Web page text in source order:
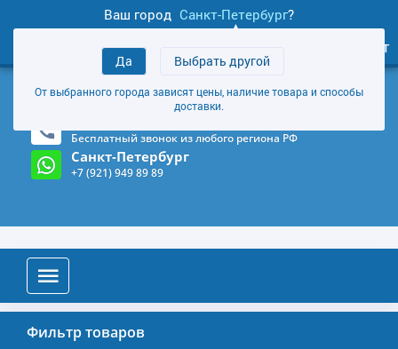
Ваш город Санкт-Петербург?
Да Выбрать другой
От выбранного города зависят цены, наличие товара и способы
доставки.
товаров
Личный кабинет
+7 (921) 949 89 89
Магазин и склад в Санкт-Петербурге (Карта)
Бесплатный звонок из любого региона РФ
Санкт-Петербург
+7 (921) 949 89 89
Фильтр товаров